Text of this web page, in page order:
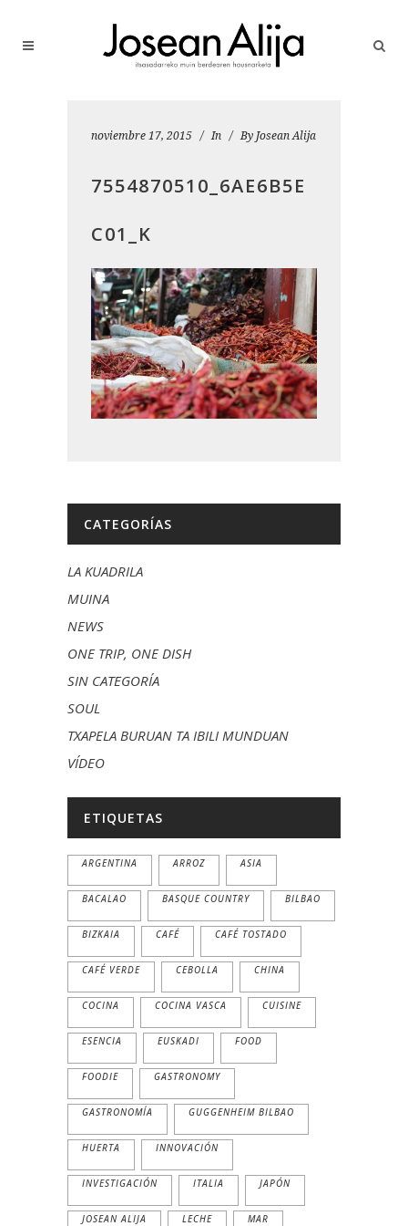
noviembre 17, 2015 In By Josean Alija
7554870510_6AE6B5E
C01_K
CATEGORÍAS
LA KUADRILA
MUINA
NEWS
ONE TRIP, ONE DISH
SIN CATEGORÍA
SOUL
TXAPELA BURUAN TA IBILI MUNDUAN
VÍDEO
ETIQUETAS
ARGENTINA ARROZ ASIA
BACALAO BASQUE COUNTRY BILBAO
BIZKAIA CAFÉ CAFÉ TOSTADO
CAFÉ VERDE CEBOLLA CHINA
COCINA COCINA VASCA CUISINE
ESENCIA EUSKADI FOOD
FOODIE GASTRONOMY
GASTRONOMÍA GUGGENHEIM BILBAO
HUERTA INNOVACIÓN
INVESTIGACIÓN ITALIA JAPÓN
JOSEAN ALIJA LECHE MAR